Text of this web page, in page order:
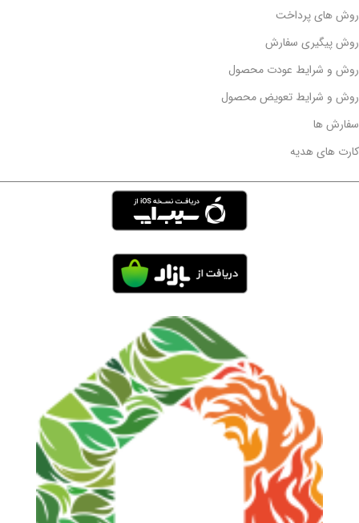
روش های پرداخت
روش پیگیری سفارش
روش و شرایط عودت محصول
روش و شرایط تعویض محصول
سفارش ها
کارت های هدیه